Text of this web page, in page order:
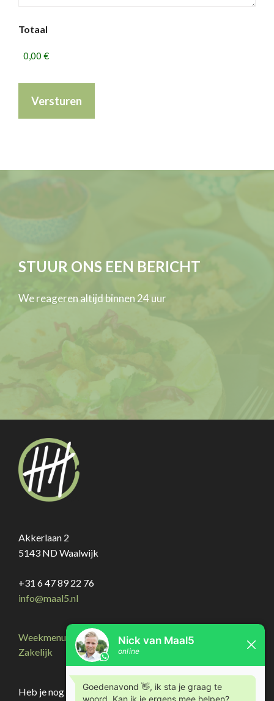
Totaal
STUUR ONS EEN BERICHT
We reageren altijd binnen 24 uur
Akkerlaan 2
5143 ND Waalwijk
+31 6 47 89 22 76
info@maal5.nl
Weekmenu
Zakelijk
Heb je nog vragen? Neem gerustContactop!